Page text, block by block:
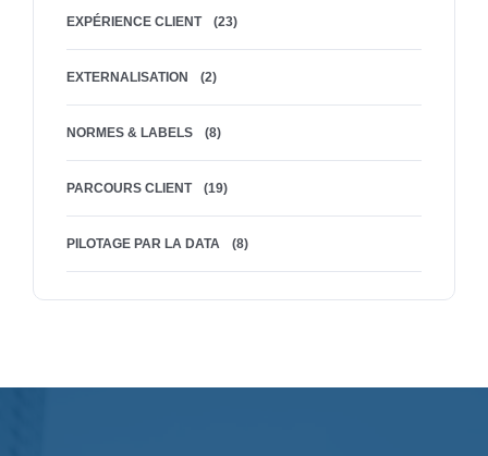
EXPÉRIENCE CLIENT (23)
EXTERNALISATION (2)
NORMES & LABELS (8)
PARCOURS CLIENT (19)
PILOTAGE PAR LA DATA (8)